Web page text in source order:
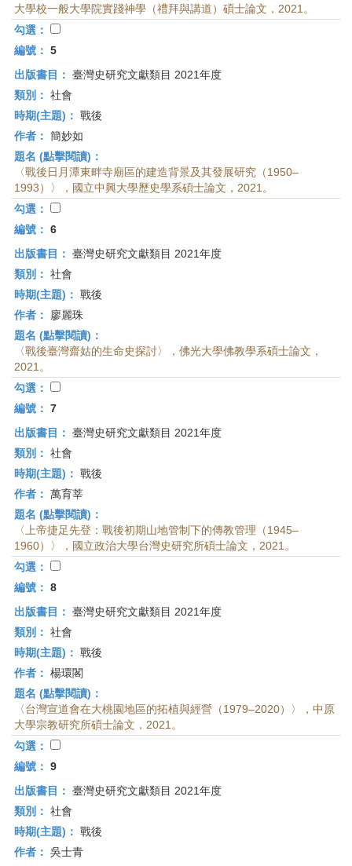
大學校一般大學院實踐神學（禮拜與講道）碩士論文，2021。
勾選：
編號： 5
出版書目： 臺灣史研究文獻類目 2021年度
類別： 社會
時期(主題)： 戰後
作者： 簡妙如
題名 (點擊閱讀)：
〈戰後日月潭東畔寺廟區的建造背景及其發展研究（1950–
1993）〉，國立中興大學歷史學系碩士論文，2021。
勾選：
編號： 6
出版書目： 臺灣史研究文獻類目 2021年度
類別： 社會
時期(主題)： 戰後
作者：
廖麗珠
題名 (點擊閱讀)：
〈戰後臺灣齋姑的生命史探討〉，佛光大學佛教學系碩士論文，
2021。
勾選：
編號： 7
出版書目： 臺灣史研究文獻類目 2021年度
類別： 社會
時期(主題)： 戰後
作者： 萬育莘
題名 (點擊閱讀)：
〈上帝捷足先登：戰後初期山地管制下的傳教管理（1945–
1960）〉，國立政治大學台灣史研究所碩士論文，2021。
勾選：
編號： 8
出版書目： 臺灣史研究文獻類目 2021年度
類別： 社會
時期(主題)： 戰後
作者： 楊環閣
題名 (點擊閱讀)：
〈台灣宣道會在大桃園地區的拓植與經營（1979–2020）〉，中原
大學宗教研究所碩士論文，2021。
勾選：
編號： 9
出版書目： 臺灣史研究文獻類目 2021年度
類別： 社會
時期(主題)： 戰後
作者： 吳士青